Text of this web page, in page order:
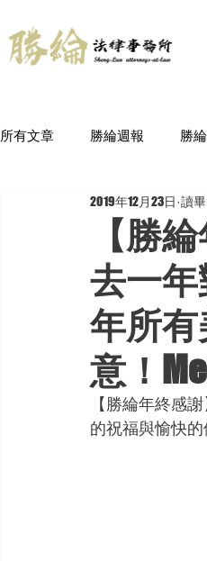
所有文章 勝綸週報 勝
【勝
去一
年所
意！
2019年12月23日 讀
【勝綸年終感
的祝福與愉快的